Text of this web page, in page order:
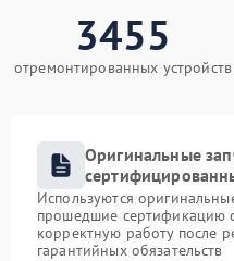
3455
отремонтированных устройств
Оригинальные
Используются
прошедшие сертификацию
корректную работу после
гарантийных обязательств